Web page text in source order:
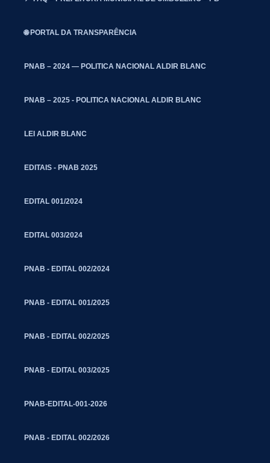
🌐 PORTAL DA TRANSPARÊNCIA
PNAB – 2024 — POLITICA NACIONAL ALDIR BLANC
PNAB – 2025 - POLITICA NACIONAL ALDIR BLANC
LEI ALDIR BLANC
EDITAIS - PNAB 2025
EDITAL 001/2024
EDITAL 003/2024
PNAB - EDITAL 002/2024
PNAB - EDITAL 001/2025
PNAB - EDITAL 002/2025
PNAB - EDITAL 003/2025
PNAB-EDITAL-001-2026
PNAB - EDITAL 002/2026